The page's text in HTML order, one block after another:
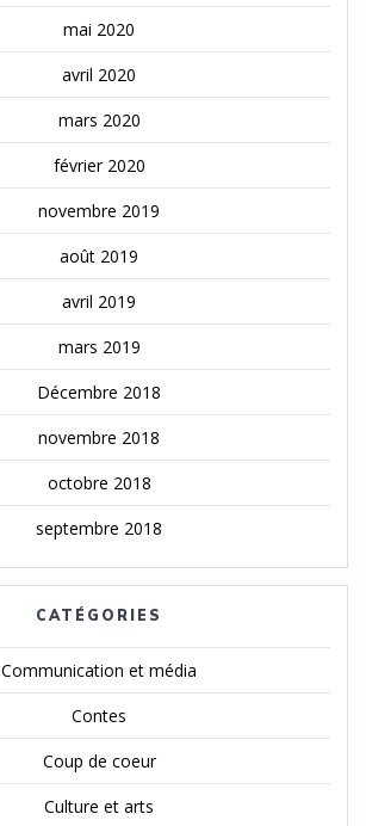
mai 2020
avril 2020
mars 2020
février 2020
novembre 2019
août 2019
avril 2019
mars 2019
Décembre 2018
novembre 2018
octobre 2018
septembre 2018
CATÉGORIES
Communication et média
Contes
Coup de coeur
Culture et arts